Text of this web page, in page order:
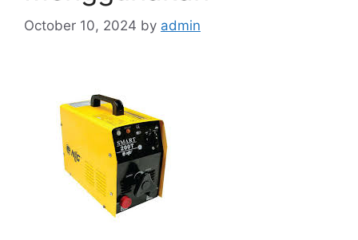
October 10, 2024 by admin